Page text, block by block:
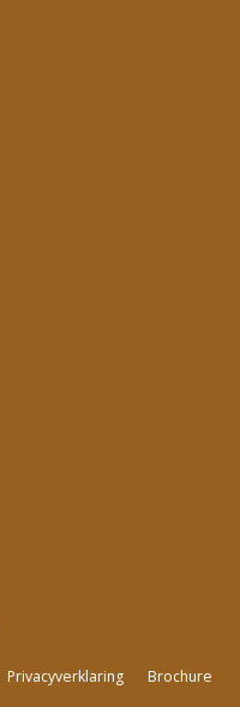
Privacyverklaring
Brochure